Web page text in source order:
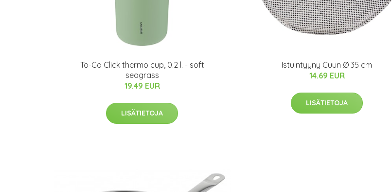
To-Go Click thermo cup, 0.2 l. - soft
seagrass
19.49 EUR
LISÄTIETOJA
Istuintyyny Cuun Ø 35 cm
14.69 EUR
LISÄTIETOJA